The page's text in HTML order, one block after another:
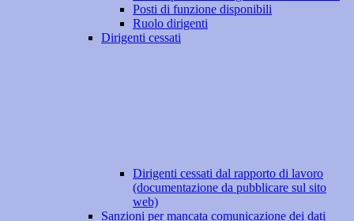
Posti di funzione disponibili
Ruolo dirigenti
Dirigenti cessati
Dirigenti cessati dal rapporto di lavoro
(documentazione da pubblicare sul sito
web)
Sanzioni per mancata comunicazione dei dati